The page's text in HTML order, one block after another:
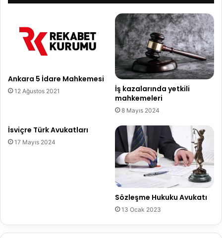
Ankara 5 İdare Mahkemesi
12 Ağustos 2021
İş kazalarında yetkili
mahkemeleri
8 Mayıs 2024
İsviçre Türk Avukatları
17 Mayıs 2024
Sözleşme Hukuku Avukatı
13 Ocak 2023